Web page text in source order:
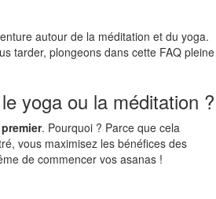
autour de la méditation et du yoga.
tarder, plongeons dans cette FAQ pleine
yoga ou la méditation ?
. Pourquoi ? Parce que cela
vous maximisez les bénéfices des
de commencer vos asanas !